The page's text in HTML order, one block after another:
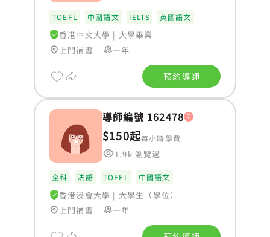
TOEFL 中國語文 IELTS 英國語文
香港中文大學 | 大學畢業
上門補習
一年
預約導師
導師編號 162478
$150起每小時學費
1.9k 瀏覽過
全科 法語 TOEFL 中國語文
香港浸會大學 | 大學生（學位）
上門補習
一年